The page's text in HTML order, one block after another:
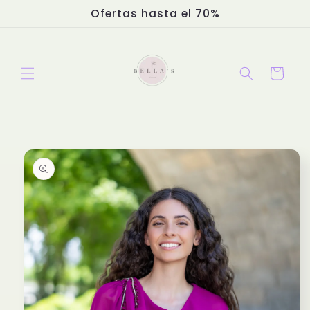
Ofertas hasta el 70%
Carrito
directamente
información
del producto